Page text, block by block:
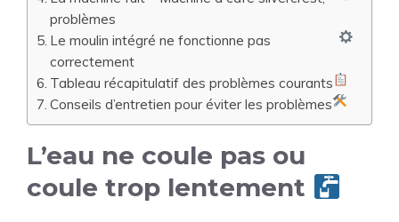
problèmes
Le moulin intégré ne fonctionne pas
correctement
Tableau récapitulatif des problèmes courants
Conseils d’entretien pour éviter les problèmes
L’eau ne coule pas ou
coule trop lentement